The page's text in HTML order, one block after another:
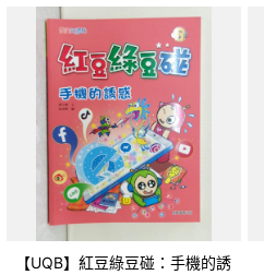
【UQB】紅豆綠豆碰：手機的誘